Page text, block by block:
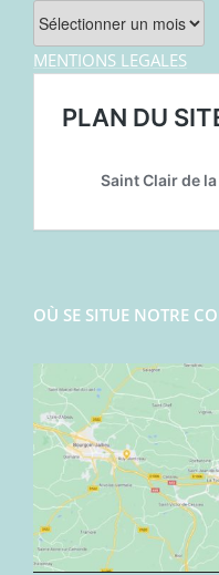
Archives
MENTIONS LEGALES
OÙ SE SITUE NOTRE